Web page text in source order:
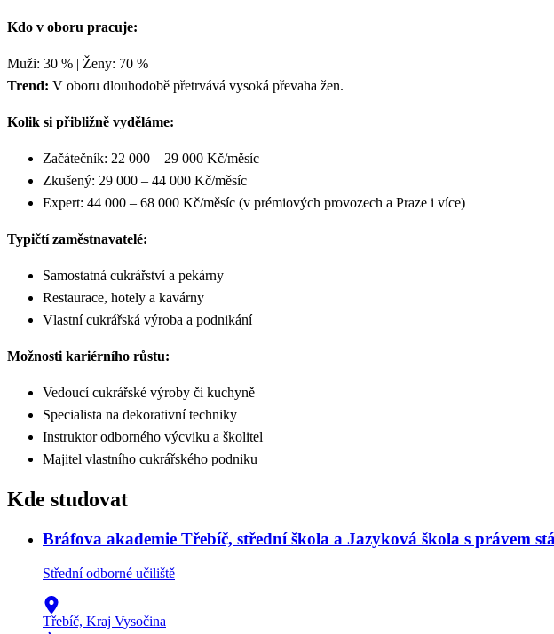
Kdo v oboru pracuje:
Muži: 30 % | Ženy: 70 %
Trend: V oboru dlouhodobě přetrvává vysoká převaha žen.
Kolik si přibližně vyděláme:
Začátečník: 22 000 – 29 000 Kč/měsíc
Zkušený: 29 000 – 44 000 Kč/měsíc
Expert: 44 000 – 68 000 Kč/měsíc (v prémiových provozech a Praze i více)
Typičtí zaměstnavatelé:
Samostatná cukrářství a pekárny
Restaurace, hotely a kavárny
Vlastní cukrářská výroba a podnikání
Možnosti kariérního růstu:
Vedoucí cukrářské výroby či kuchyně
Specialista na dekorativní techniky
Instruktor odborného výcviku a školitel
Majitel vlastního cukrářského podniku
Kde studovat
Bráfova akademie Třebíč, střední škola a Jazyková škola s právem
Střední odborné učiliště
Třebíč, Kraj Vysočina